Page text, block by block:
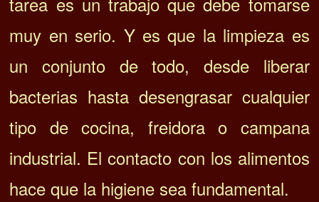
muy en serio. Y es que la limpieza es
un conjunto de todo, desde liberar
bacterias hasta desengrasar cualquier
tipo de cocina, freidora o campana
industrial. El contacto con los alimentos
hace que la higiene sea fundamental.